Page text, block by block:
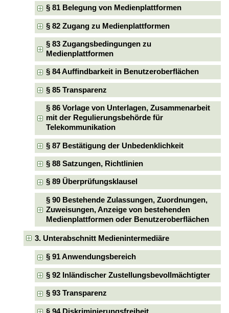
§ 81 Belegung von Medienplattformen
§ 82 Zugang zu Medienplattformen
§ 83 Zugangsbedingungen zu
Medienplattformen
§ 84 Auffindbarkeit in Benutzeroberflächen
§ 85 Transparenz
§ 86 Vorlage von Unterlagen, Zusammenarbeit
mit der Regulierungsbehörde für
Telekommunikation
§ 87 Bestätigung der Unbedenklichkeit
§ 88 Satzungen, Richtlinien
§ 89 Überprüfungsklausel
§ 90 Bestehende Zulassungen, Zuordnungen,
Zuweisungen, Anzeige von bestehenden
Medienplattformen oder Benutzeroberflächen
3. Unterabschnitt Medienintermediäre
§ 91 Anwendungsbereich
§ 92 Inländischer Zustellungsbevollmächtigter
§ 93 Transparenz
§ 94 Diskriminierungsfreiheit